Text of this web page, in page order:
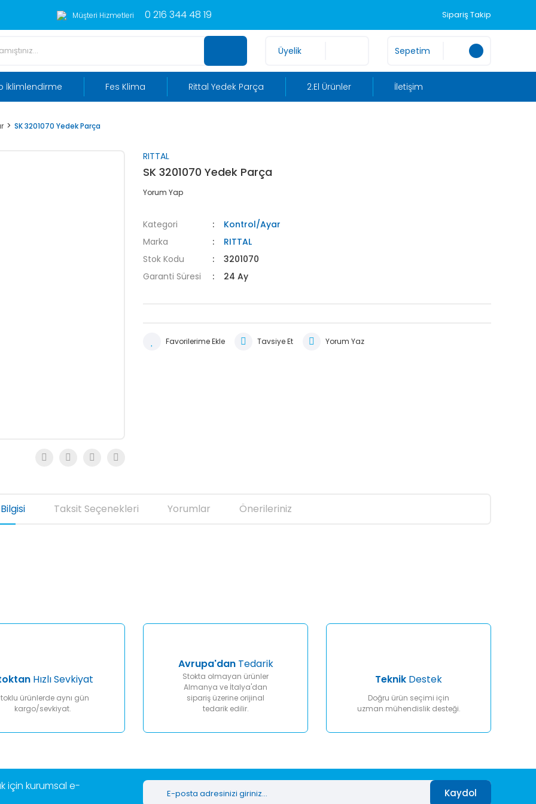
Müşteri Hizmetleri 0 216 344 48 19 Sipariş Takip
Üyelik Sepetim
İklimlendirme Fes Klima Rittal Yedek Parça 2.El Ürünler İletişim
SK 3201070 Yedek Parça
RITTAL
SK 3201070 Yedek Parça
Yorum Yap
Kategori
Kontrol/Ayar
Marka
RITTAL
Stok Kodu
3201070
Garanti Süresi
24 Ay
Tavsiye Et Yorum Yaz
Taksit Seçenekleri Yorumlar Önerileriniz
Gönder
Hızlı Sevkiyat
ürünlerde aynı gün
kargo/sevkiyat.
Avrupa'danTedarik
Stokta olmayan ürünler
Almanya ve İtalya'dan
sipariş üzerine orijinal
tedarik edilir.
Teknik Destek
Doğru ürün seçimi için
uzman mühendislik desteği.
için kurumsal e-
Kaydol